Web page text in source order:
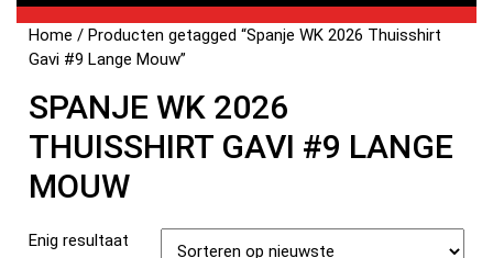
Home / Producten getagged “Spanje WK 2026 Thuisshirt
Gavi #9 Lange Mouw”
SPANJE WK 2026
THUISSHIRT GAVI #9 LANGE
MOUW
Enig resultaat